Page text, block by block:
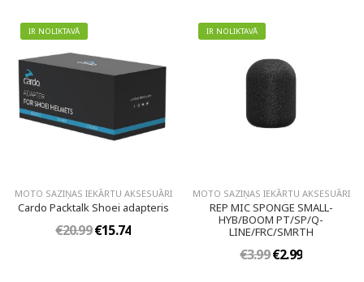
IR NOLIKTAVĀ
MOTO SAZIŅAS IEKĀRTU AKSESUĀRI
Cardo Packtalk Shoei adapteris
€20.99€15.74
IR NOLIKTAVĀ
MOTO SAZIŅAS IEKĀRTU AKSESUĀRI
REP MIC SPONGE SMALL-
HYB/BOOM PT/SP/Q-
LINE/FRC/SMRTH
€3.99€2.99